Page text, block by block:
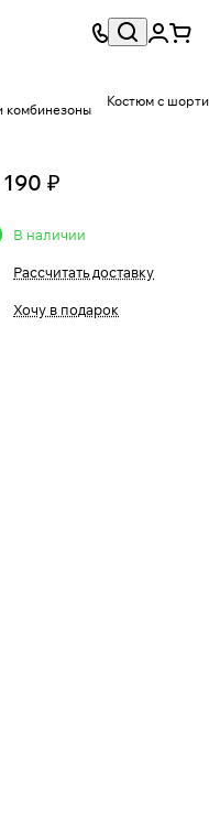
комбинезоны
Костюм с
₽
В наличии
Рассчитать доставку
Хочу в подарок